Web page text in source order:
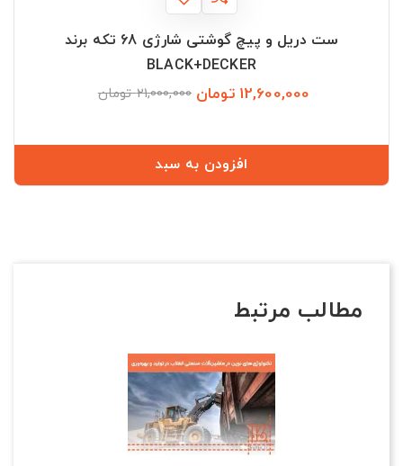
ست دریل و پیچ گوشتی شارژی 68 تکه برند
BLACK+DECKER
12,600,000 تومان 21,000,000 تومان
افزودن به سبد
مطالب مرتبط